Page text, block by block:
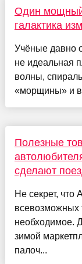
Один мощный
галактика
Учёные давно
не идеальная
волны,
«морщины» и
Полезные
сделают
Не секрет, что
всевозможных
необходимое.
зимой
палоч...